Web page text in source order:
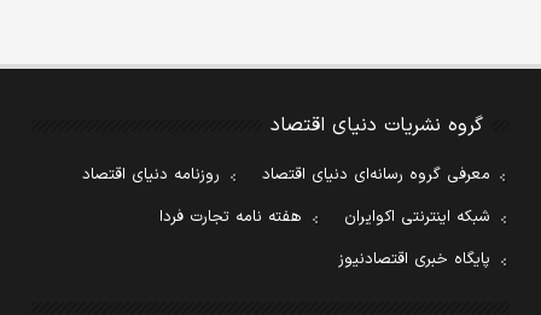
گروه نشریات دنیای اقتصاد
معرفی گروه رسانه‌ای دنیای اقتصاد
روزنامه دنیای اقتصاد
شبکه اینترنتی اکوایران
هفته نامه تجارت فردا
پایگاه خبری اقتصادنیوز